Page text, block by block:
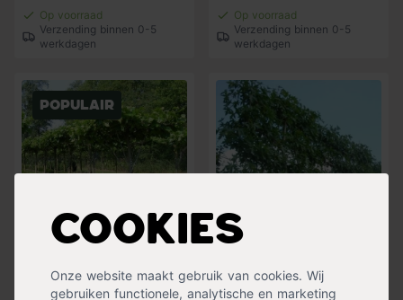
Cookies
Onze website maakt gebruik van cookies. Wij
gebruiken functionele, analytische en marketing
Op voorraad
Verzending binnen 0-5
werkdagen
Op voorraad
Verzending binnen 0-5
werkdagen
Populair
Platanus hispanica
Liquidambar styraciflua